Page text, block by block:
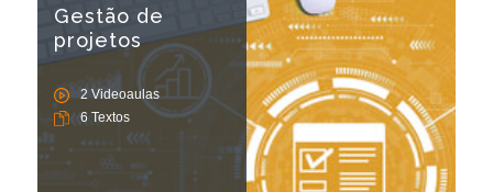
Gestão de
projetos
2 Videoaulas
6 Textos